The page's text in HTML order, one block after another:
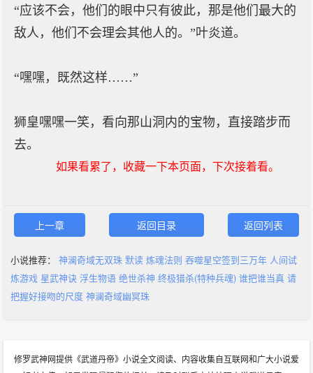
“应该不会，他们的眼中只有彼此，那是他们最大的
敌人，他们不会理会其他人的。”叶炎道。
“嘿嘿，既然这样……”
狮皇嘿嘿一笑，看向那山洞内的宝物，直接踏步而
去。
如果看累了，收藏一下本页面，下次接着看。
上一章 返回目录 返回列表
小说推荐： 神澜奇域无双珠 默读 炼魂法则 吞噬星空签到三万年 人间试
炼游戏 星武神诀 浮生物语 绝世杀神 终极猎杀(特种兵魂) 谁把谁当真 请
把握好接吻的尺度 神澜奇域幽冥珠
修罗武神网提供《武道丹帝》小说全文阅读、内容收集自互联网和广大小说爱